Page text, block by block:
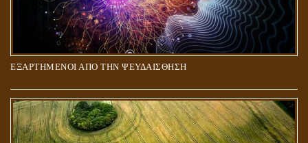
ΕΞΑΡΤΗΜΕΝΟΙ ΑΠΟ ΤΗΝ ΨΕΥΔΑΙΣΘΗΣΗ